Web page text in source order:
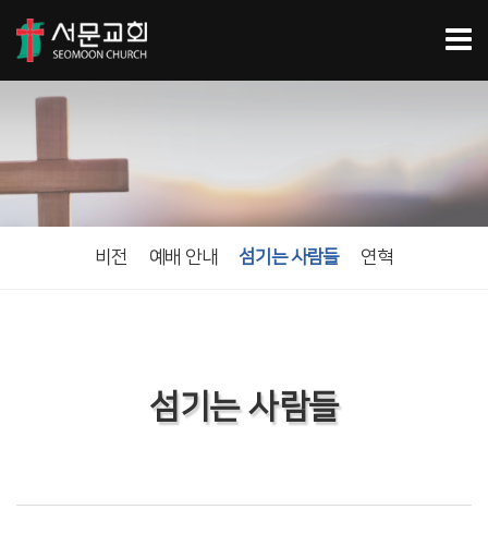
비전 예배 안내 섬기는 사람들 연혁
섬기는 사람들